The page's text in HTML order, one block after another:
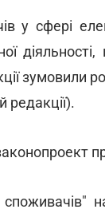
сфері
зумовили
редакції).